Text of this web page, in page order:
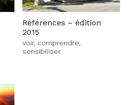
Références – édition
2015
voir, comprendre,
sensibiliser